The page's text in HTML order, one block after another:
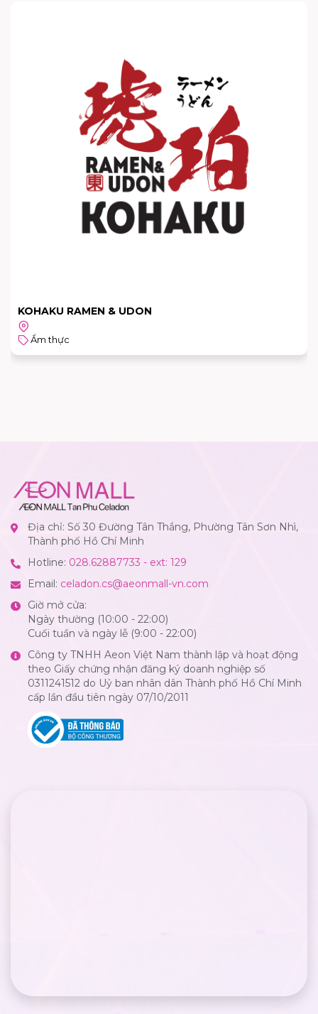
KOHAKU RAMEN & UDON
Ẩm thực
Địa chỉ: Số 30 Đường Tân Thắng, Phường Tân Sơn Nhì,
Thành phố Hồ Chí Minh
Hotline: 028.62887733 - ext: 129
Email: celadon.cs@aeonmall-vn.com
Giờ mở cửa:
Ngày thường (10:00 - 22:00)
Cuối tuần và ngày lễ (9:00 - 22:00)
Công ty TNHH Aeon Việt Nam thành lập và hoạt động
theo Giấy chứng nhận đăng ký doanh nghiệp số
0311241512 do Uỷ ban nhân dân Thành phố Hồ Chí Minh
cấp lần đầu tiên ngày 07/10/2011